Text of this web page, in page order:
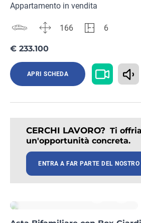
Appartamento in vendita
166 6
€ 233.100
APRI SCHEDA
CERCHI LAVORO? Ti
un'opportunità concreta.
ENTRA A FAR PARTE DEL